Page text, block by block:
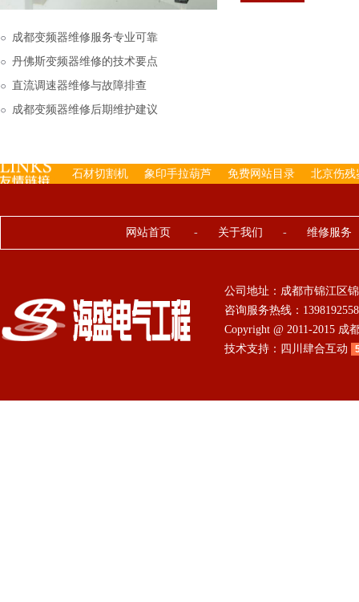
下来的，机内已经存有
成都变频器维修服务专业可靠
丹佛斯变频器维修的技术要点
直流调速器维修与故障排查
成都变频器维修后期维护建议
石材切割机 象印手拉葫芦 免费网站目录 北京伤残
网站首页 - 关于我们 - 维修服务
公司地址：成都市锦江区
咨询服务热线：
Copyright @ 2011-2015
技术支持： 四川肆合互动